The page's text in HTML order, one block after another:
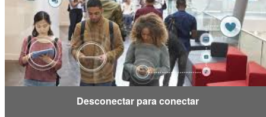
Desconectar para conectar